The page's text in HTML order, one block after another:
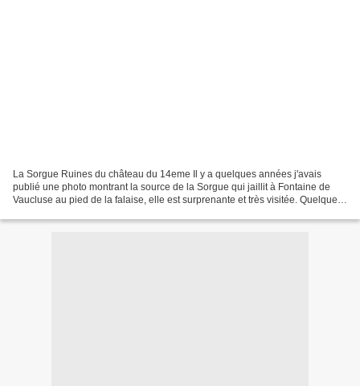
La Sorgue Ruines du château du 14eme Il y a quelques années j'avais
publié une photo montrant la source de la Sorgue qui jaillit à Fontaine de
Vaucluse au pied de la falaise, elle est surprenante et très visitée. Quelques